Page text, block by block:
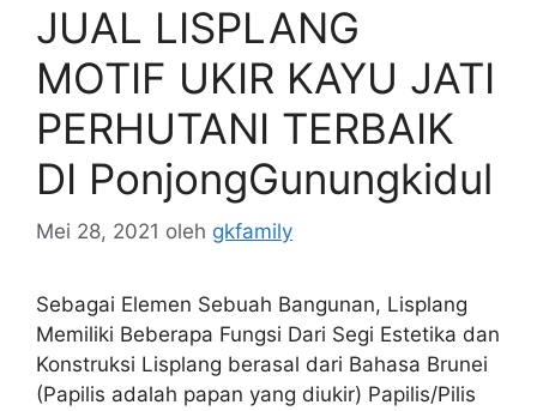
JUAL LISPLANG
MOTIF UKIR KAYU JATI
PERHUTANI TERBAIK
DI PonjongGunungkidul
Mei 28, 2021 oleh gkfamily
Sebagai Elemen Sebuah Bangunan, Lisplang
Memiliki Beberapa Fungsi Dari Segi Estetika dan
Konstruksi Lisplang berasal dari Bahasa Brunei
(Papilis adalah papan yang diukir) Papilis/Pilis